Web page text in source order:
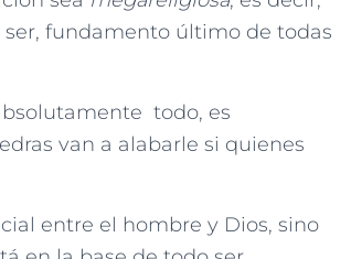
fundamento último de todas
todo, es
van a alabarle si quienes
entre el hombre y Dios, sino